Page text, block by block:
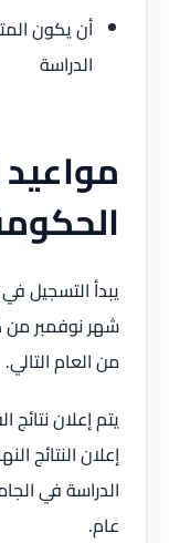
أن يكون
الدراسة
يبدأ التسجيل
شهر نوفمبر من
من العام التالي.
يتم إعلان نتائج
إعلان النتائج
الدراسة في
عام.